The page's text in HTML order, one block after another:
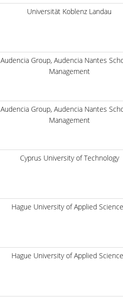
Universität Koblenz Landau
Audencia Group, Audencia Nantes
Management
Audencia Group, Audencia Nantes
Management
Cyprus University of Technology
Hague University of Applied
Hague University of Applied